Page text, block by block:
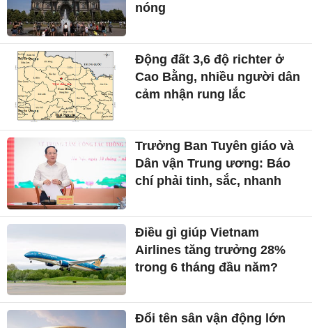
nóng
Động đất 3,6 độ richter ở
Cao Bằng, nhiều người dân
cảm nhận rung lắc
Trưởng Ban Tuyên giáo và
Dân vận Trung ương: Báo
chí phải tinh, sắc, nhanh
Điều gì giúp Vietnam
Airlines tăng trưởng 28%
trong 6 tháng đầu năm?
Đổi tên sân vận động lớn